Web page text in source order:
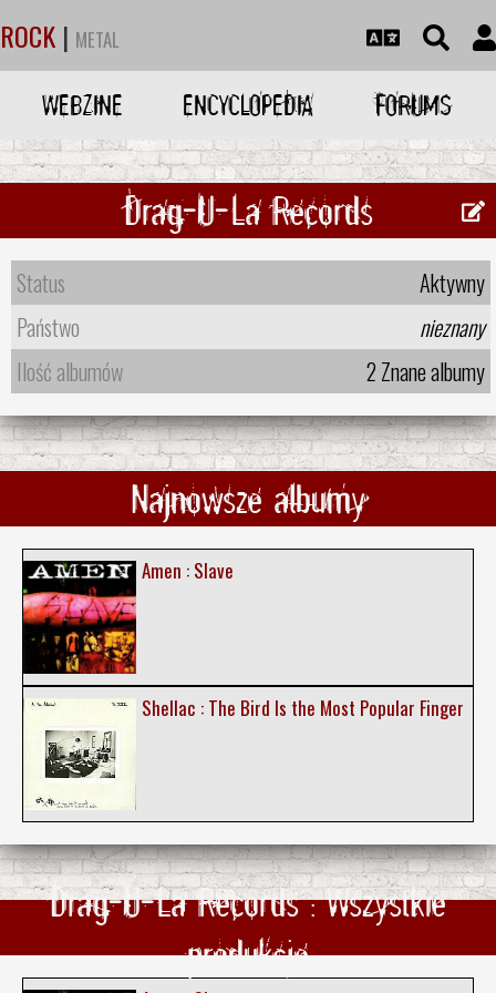
ROCK | METAL
WEBZINE ENCYCLOPEDIA FORUMS
Drag-U-La Records
Status
Aktywny
Państwo
nieznany
Ilość albumów
2 Znane albumy
Najnowsze albumy
Amen : Slave
Shellac : The Bird Is the Most Popular Finger
Drag-U-La Records : Wszystkie
produkcje